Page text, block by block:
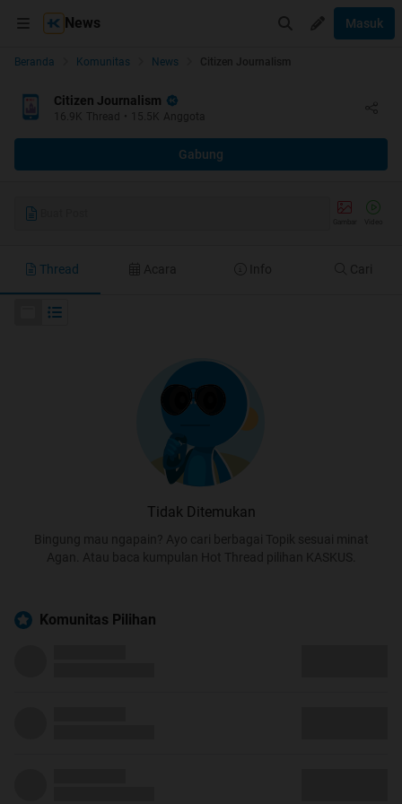
News Masuk
Beranda Komunitas News Citizen Journalism
Citizen Journalism
16.9K Thread • 15.5K Anggota
Gabung
Thread Acara Info Cari
Tidak Ditemukan
Bingung mau ngapain? Ayo cari berbagai Topik sesuai minat
Agan. Atau baca kumpulan Hot Thread pilihan KASKUS.
Komunitas Pilihan